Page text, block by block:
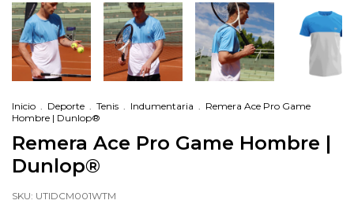
Inicio . Deporte . Tenis . Indumentaria . Remera Ace Pro Game
Hombre | Dunlop®
Remera Ace Pro Game Hombre |
Dunlop®
SKU: UTIDCM001WTM